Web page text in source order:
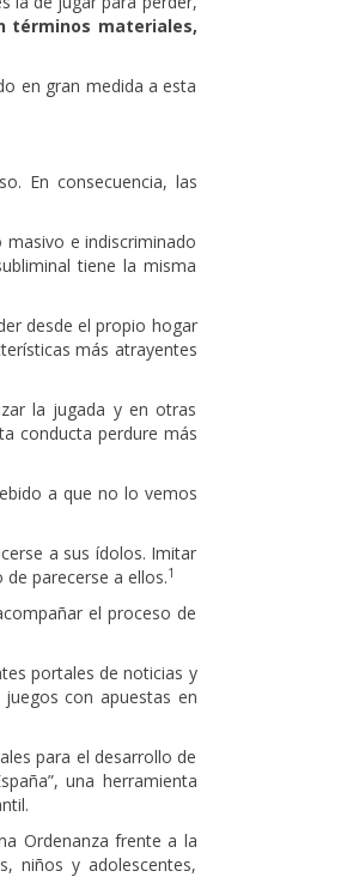
términos materiales,
en gran medida a esta
En consecuencia, las
e indiscriminado
tiene la misma
desde el propio hogar
más atrayentes
la jugada y en otras
conducta perdure más
a que no lo vemos
a sus ídolos. Imitar
parecerse a ellos.1
el proceso de
portales de noticias y
con apuestas en
para el desarrollo de
una herramienta
Ordenanza frente a la
niños y adolescentes,